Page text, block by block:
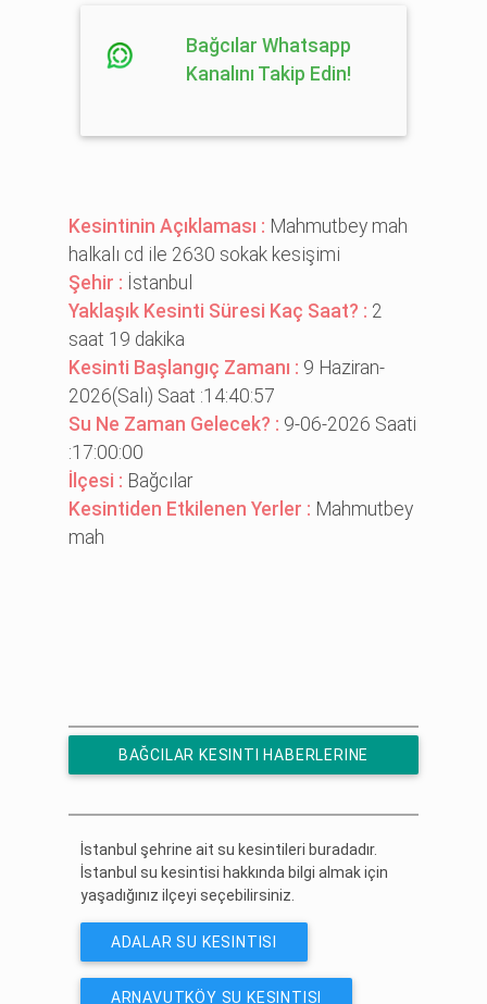
Bağcılar Whatsapp
Kanalını Takip Edin!
Kesintinin Açıklaması : Mahmutbey mah
halkalı cd i̇le 2630 sokak kesi̇şi̇mi̇
Şehir : İstanbul
Yaklaşık Kesinti Süresi Kaç Saat? : 2
saat 19 dakika
Kesinti Başlangıç Zamanı : 9 Haziran-
2026(Salı) Saat :14:40:57
Su Ne Zaman Gelecek? : 9-06-2026 Saati
:17:00:00
İlçesi : Bağcılar
Kesintiden Etkilenen Yerler : Mahmutbey
mah
BAĞCILAR KESINTI HABERLERINE
İstanbul şehrine ait su kesintileri buradadır.
İstanbul su kesintisi hakkında bilgi almak için
yaşadığınız ilçeyi seçebilirsiniz.
ADALAR SU KESINTISI
ARNAVUTKÖY SU KESINTISI